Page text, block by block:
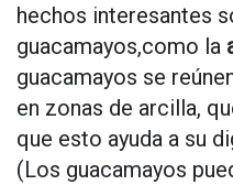
hechos interesantes
guacamayos,como la
guacamayos se
en zonas de arcilla,
que esto ayuda a su
(Los guacamayos